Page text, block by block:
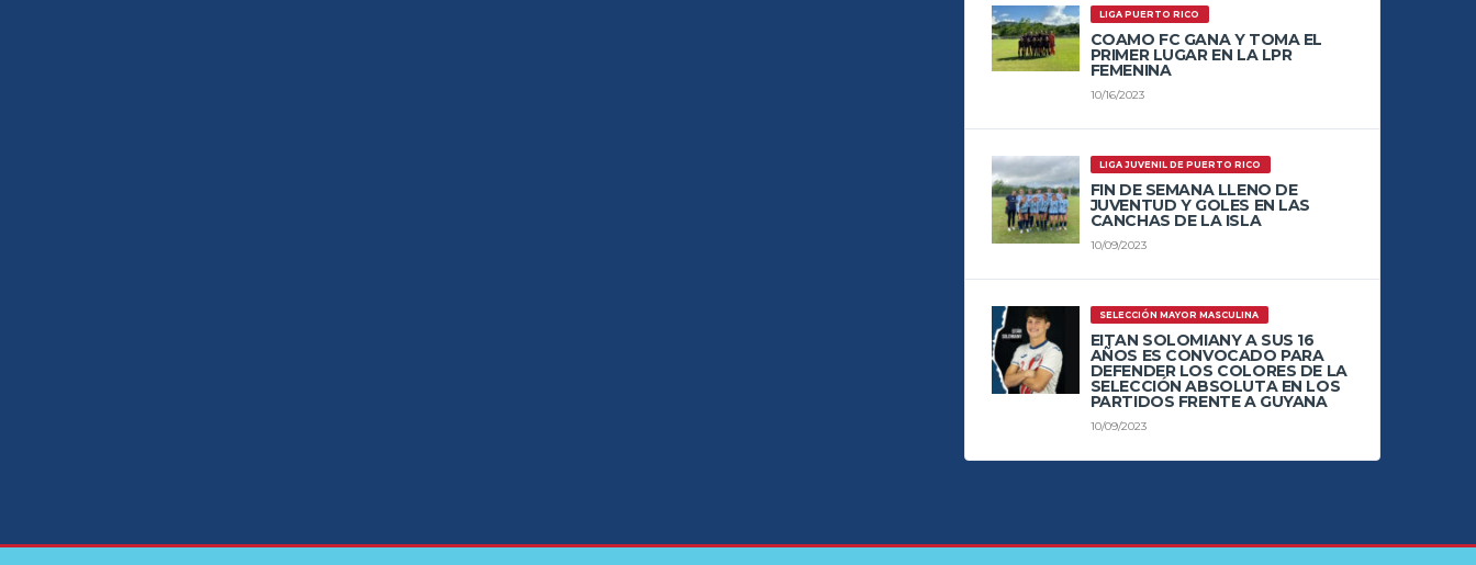
LIGA PUERTO RICO
COAMO FC GANA Y TOMA EL
PRIMER LUGAR EN LA LPR
FEMENINA
10/16/2023
LIGA JUVENIL DE PUERTO RICO
FIN DE SEMANA LLENO DE
JUVENTUD Y GOLES EN LAS
CANCHAS DE LA ISLA
10/09/2023
SELECCIÓN MAYOR MASCULINA
EITAN SOLOMIANY A SUS 16
AÑOS ES CONVOCADO PARA
DEFENDER LOS COLORES DE LA
SELECCIÓN ABSOLUTA EN LOS
PARTIDOS FRENTE A GUYANA
10/09/2023